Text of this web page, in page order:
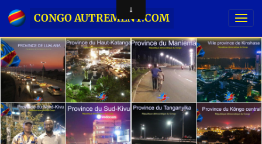
CONGO AUTREMENT.COM